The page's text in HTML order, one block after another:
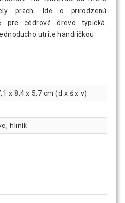
prach. Ide o prirodzenú
pre cédrové drevo typická.
utrite handričkou.
x 8,4 x 5,7 cm (d x š x v)
hliník